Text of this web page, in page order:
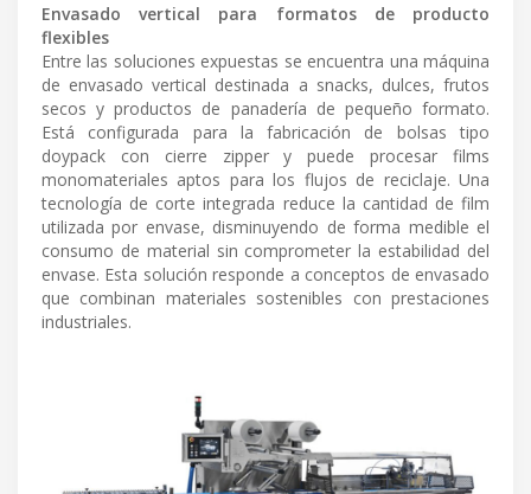
Envasado vertical para formatos de producto
flexibles
Entre las soluciones expuestas se encuentra una máquina
de envasado vertical destinada a snacks, dulces, frutos
secos y productos de panadería de pequeño formato.
Está configurada para la fabricación de bolsas tipo
doypack con cierre zipper y puede procesar films
monomateriales aptos para los flujos de reciclaje. Una
tecnología de corte integrada reduce la cantidad de film
utilizada por envase, disminuyendo de forma medible el
consumo de material sin comprometer la estabilidad del
envase. Esta solución responde a conceptos de envasado
que combinan materiales sostenibles con prestaciones
industriales.